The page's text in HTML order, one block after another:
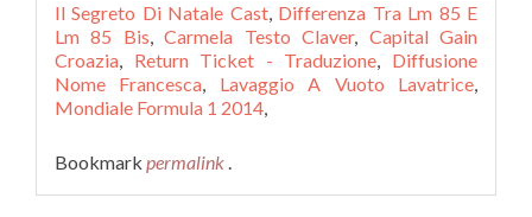
Il Segreto Di Natale Cast, Differenza Tra Lm 85 E
Lm 85 Bis,Carmela Testo Claver, Capital Gain
Croazia, Return Ticket - Traduzione, Diffusione
Nome Francesca, Lavaggio A Vuoto Lavatrice,
Mondiale Formula 1 2014,
Bookmark permalink .